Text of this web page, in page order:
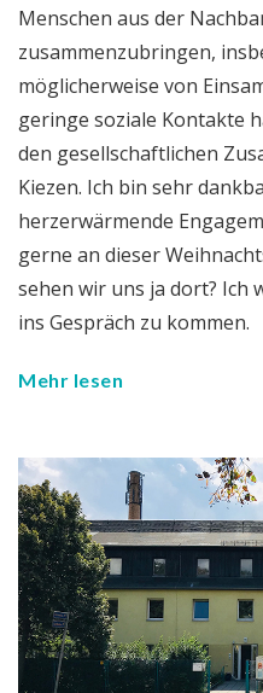
Menschen aus der
zusammenzubringen,
möglicherweise von
geringe soziale Kontakte
den gesellschaftlichen
Kiezen. Ich bin sehr
herzerwärmende
gerne an dieser
sehen wir uns ja dort? Ich
ins Gespräch zu kommen.
Mehr lesen